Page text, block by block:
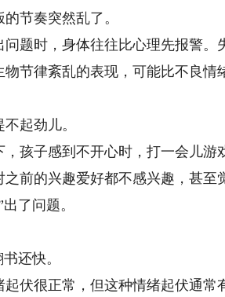
节奏突然乱了。
时，身体往往比心理先报警。
节律紊乱的表现，可能比不良情
起劲儿。
子感到不开心时，打一会儿游
之前的兴趣爱好都不感兴趣，甚
了问题。
还快。
很正常，但这种情绪起伏通常